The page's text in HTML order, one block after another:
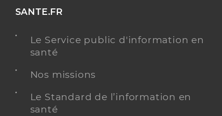
SANTE.FR
Le Service public d'information en
santé
Nos missions
Le Standard de l’information en
santé